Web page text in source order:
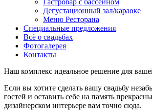
Гастробар с бассейном
Дегустационный зал/караоке
Меню Ресторана
Специальные предложения
Всё о свадьбах
Фотогалерея
Контакты
Наш комплекс идеальное решение для
Если вы хотите сделать вашу свадьбу
гостей и оставить себе на память
дизайнерском интерьере вам точно сюда.